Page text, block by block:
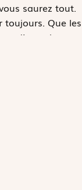
saurez tout.
toujours. Que les
d’une chose